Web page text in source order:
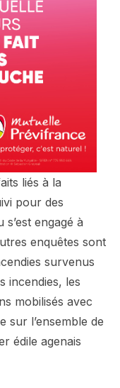
liés à la
pour des
engagé à
enquêtes sont
survenus
incendies, les
mobilisés avec
sur l’ensemble de
édile agenais